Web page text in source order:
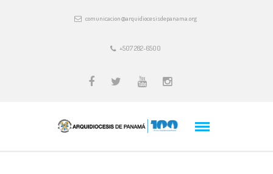
comunicacion@arquidiocesisdepanama.org
+507 282-6500